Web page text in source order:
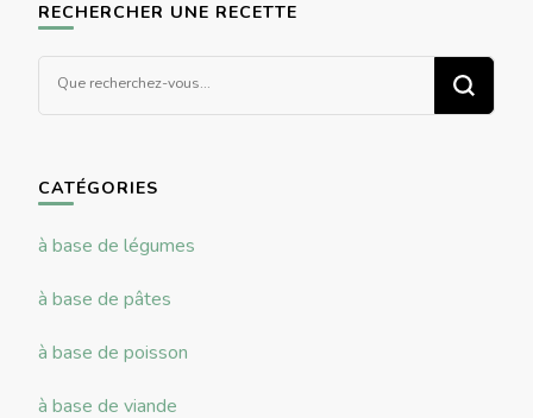
RECHERCHER UNE RECETTE
CATÉGORIES
à base de légumes
à base de pâtes
à base de poisson
à base de viande